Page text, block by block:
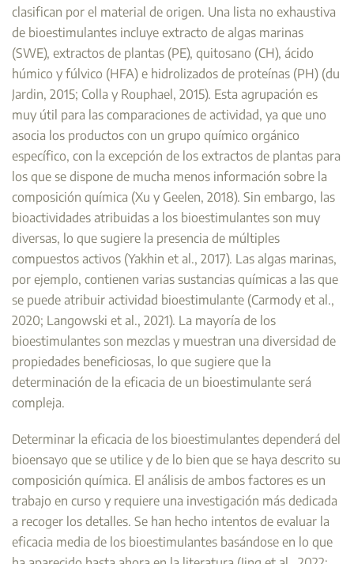
clasifican por el material de origen. Una lista no exhaustiva
de bioestimulantes incluye extracto de algas marinas
(SWE), extractos de plantas (PE), quitosano (CH), ácido
húmico y fúlvico (HFA) e hidrolizados de proteínas (PH) (du
Jardin, 2015; Colla y Rouphael, 2015). Esta agrupación es
muy útil para las comparaciones de actividad, ya que uno
asocia los productos con un grupo químico orgánico
específico, con la excepción de los extractos de plantas para
los que se dispone de mucha menos información sobre la
composición química (Xu y Geelen, 2018). Sin embargo, las
bioactividades atribuidas a los bioestimulantes son muy
diversas, lo que sugiere la presencia de múltiples
compuestos activos (Yakhin et al., 2017). Las algas marinas,
por ejemplo, contienen varias sustancias químicas a las que
se puede atribuir actividad bioestimulante (Carmody et al.,
2020; Langowski et al., 2021). La mayoría de los
bioestimulantes son mezclas y muestran una diversidad de
propiedades beneficiosas, lo que sugiere que la
determinación de la eficacia de un bioestimulante será
compleja.
Determinar la eficacia de los bioestimulantes dependerá del
bioensayo que se utilice y de lo bien que se haya descrito su
composición química. El análisis de ambos factores es un
trabajo en curso y requiere una investigación más dedicada
a recoger los detalles. Se han hecho intentos de evaluar la
eficacia media de los bioestimulantes basándose en lo que